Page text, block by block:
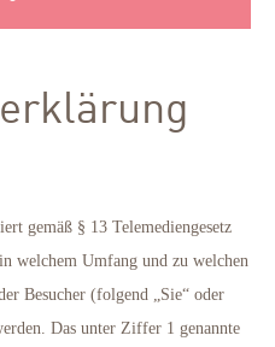
gemäß § 13 Telemediengesetz
welchem Umfang und zu welchen
Besucher (folgend „Sie“ oder
Das unter Ziffer 1 genannte